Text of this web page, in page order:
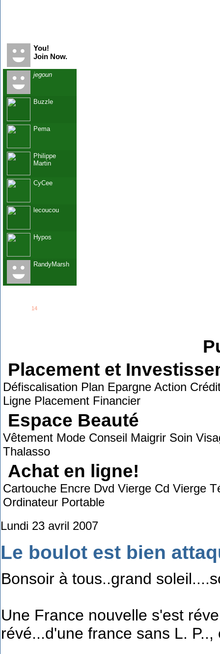
You!
Join Now.
jegoun
Buzzle
Pema
Philippe
Martin
CyCee
lecoucou
Hypos
RandyMarsh
14members...
Placement et
Défiscalisation Plan Epargne Action
Ligne Placement Financier
Espace Beauté
Vêtement Mode Conseil Maigrir Soin
Thalasso
Achat en ligne!
Cartouche Encre Dvd Vierge Cd Vierge
Ordinateur Portable
Lundi 23 avril 2007
Le boulot est bien
Bonsoir à tous..grand
Une France nouvelle s'est
révé...d'une france sans L.